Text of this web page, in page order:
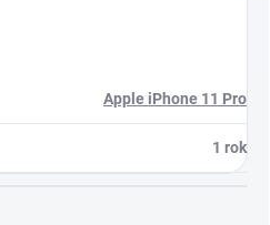
Apple iPhone 11 Pro
1 rok